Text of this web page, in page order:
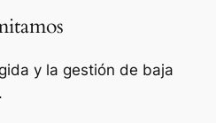
y la gestión de baja